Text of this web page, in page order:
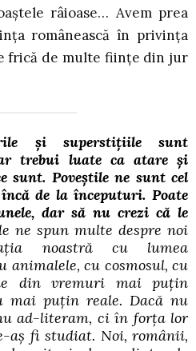
râioase… Avem prea
românească în privința
frică de multe ființe din jur
și superstițiile sunt
trebui luate ca atare și
sunt. Poveștile ne sunt cel
de la începuturi. Poate
dar să nu crezi că le
ne spun multe despre noi
noastră cu lumea
animalele, cu cosmosul, cu
din vremuri mai puțin
mai puțin reale. Dacă nu
ad-literam, ci în forța lor
aș fi studiat. Noi, românii,